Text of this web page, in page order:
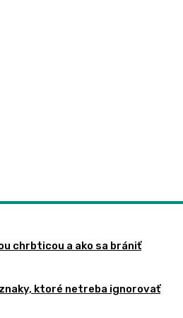
chrbticou a ako sa brániť
ktoré netreba ignorovať